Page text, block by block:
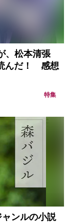
、松本清張
んだ！ 感想
特集
ンルの小説